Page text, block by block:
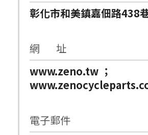
彰化市和美鎮嘉佃路438
網 址
www.zeno.tw ；
電子郵件